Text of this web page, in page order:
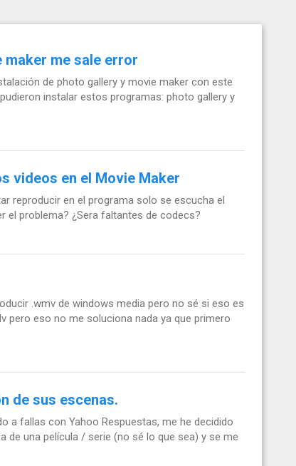
maker me sale error
de photo gallery y movie maker con este
instalar estos programas: photo gallery y
videos en el Movie Maker
reproducir en el programa solo se escucha el
el problema? ¿Sera faltantes de codecs?
.wmv de windows media pero no sé si eso es
pero eso no me soluciona nada ya que primero
de sus escenas.
a fallas con Yahoo Respuestas, me he decidido
de una película / serie (no sé lo que sea) y se me